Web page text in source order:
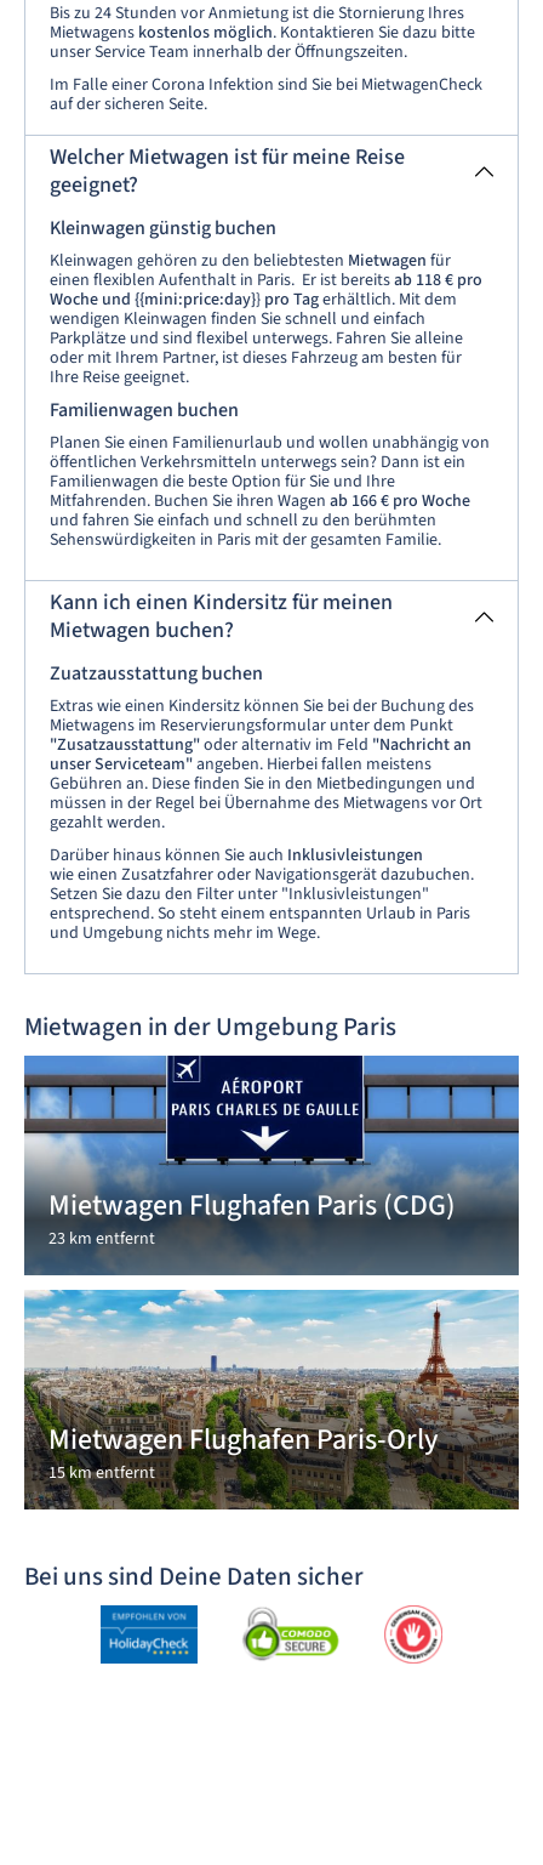
Bis zu 24 Stunden vor Anmietung ist die Stornierung Ihres
Mietwagens kostenlos möglich. Kontaktieren Sie dazu bitte
unser Service Team innerhalb der Öffnungszeiten.
Im Falle einer Corona Infektion sind Sie bei MietwagenCheck
auf der sicheren Seite.
Welcher Mietwagen ist für meine Reise
geeignet?
Kleinwagen günstig buchen
Kleinwagen gehören zu den beliebtesten Mietwagen für
einen flexiblen Aufenthalt in Paris. Er ist bereitsab 118 € pro
Woche und {{mini:price:day}} pro Tagerhältlich. Mit dem
wendigen Kleinwagen finden Sie schnell und einfach
Parkplätze und sind flexibel unterwegs. Fahren Sie alleine
oder mit Ihrem Partner, ist dieses Fahrzeug am besten für
Ihre Reise geeignet.
Familienwagen buchen
Planen Sie einen Familienurlaub und wollen unabhängig von
öffentlichen Verkehrsmitteln unterwegs sein? Dann ist ein
Familienwagen die beste Option für Sie und Ihre
Mitfahrenden. Buchen Sie ihren Wagen ab 166 € pro Woche
und fahren Sie einfach und schnell zu den berühmten
Sehenswürdigkeiten in Paris mit der gesamten Familie.
Kann ich einen Kindersitz für meinen
Mietwagen buchen?
Zuatzausstattung buchen
Extras wie einen Kindersitz können Sie bei der Buchung des
Mietwagens im Reservierungsformular unter dem Punkt
"Zusatzausstattung"oder alternativ im Feld "Nachricht an
unser Serviceteam"angeben. Hierbei fallen meistens
Gebühren an. Diese finden Sie in den Mietbedingungen und
müssen in der Regel bei Übernahme des Mietwagens vor Ort
gezahlt werden.
Darüber hinaus können Sie auch Inklusivleistungen
wie einen Zusatzfahrer oder Navigationsgerät dazubuchen.
Setzen Sie dazu den Filter unter "Inklusivleistungen"
entsprechend. So steht einem entspannten Urlaub in Paris
und Umgebung nichts mehr im Wege.
Mietwagen in der Umgebung Paris
Mietwagen Flughafen Paris (CDG)
23 km entfernt
Mietwagen Flughafen Paris-Orly
15 km entfernt
Bei uns sind Deine Daten sicher